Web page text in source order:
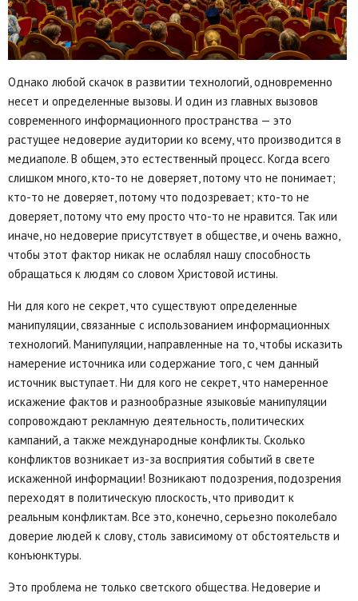
Однако любой скачок в развитии технологий, одновременно
несет и определенные вызовы. И один из главных вызовов
современного информационного пространства — это
растущее недоверие аудитории ко всему, что производится в
медиаполе. В общем, это естественный процесс. Когда всего
слишком много, кто-то не доверяет, потому что не понимает;
кто-то не доверяет, потому что подозревает; кто-то не
доверяет, потому что ему просто что-то не нравится. Так или
иначе, но недоверие присутствует в обществе, и очень важно,
чтобы этот фактор никак не ослаблял нашу способность
обращаться к людям со словом Христовой истины.
Ни для кого не секрет, что существуют определенные
манипуляции, связанные с использованием информационных
технологий. Манипуляции, направленные на то, чтобы исказить
намерение источника или содержание того, с чем данный
источник выступает. Ни для кого не секрет, что намеренное
искажение фактов и разнообразные языковы́е манипуляции
сопровождают рекламную деятельность, политических
кампаний, а также международные конфликты. Сколько
конфликтов возникает из-за восприятия событий в свете
искаженной информации! Возникают подозрения, подозрения
переходят в политическую плоскость, что приводит к
реальным конфликтам. Все это, конечно, серьезно поколебало
доверие людей к слову, столь зависимому от обстоятельств и
конъюнктуры.
Это проблема не только светского общества. Недоверие и